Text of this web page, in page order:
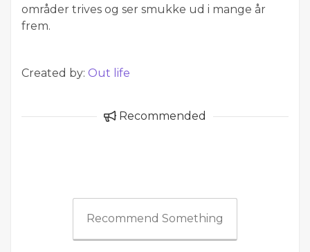
områder trives og ser smukke ud i mange år
frem.
Created by: Out life
Recommended
Recommend Something